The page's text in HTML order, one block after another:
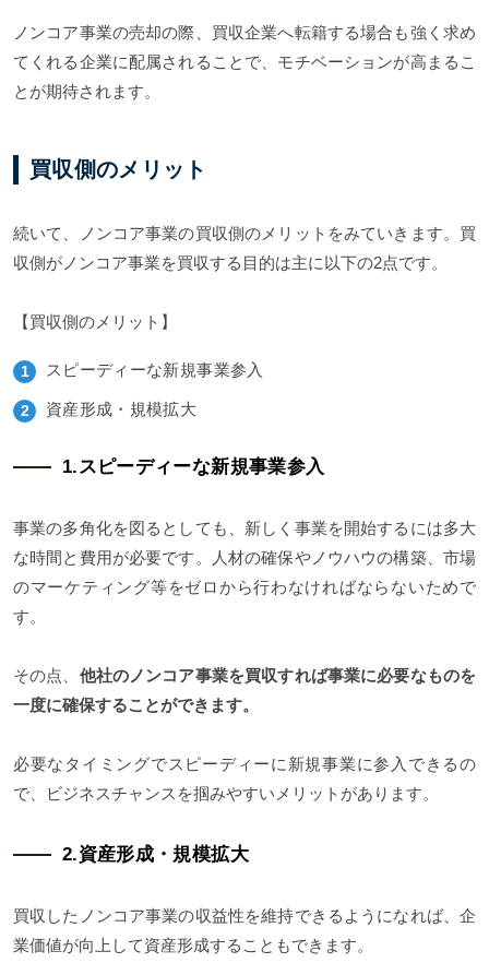
ノンコア事業の売却の際、買収企業へ転籍する場合も強く求め
てくれる企業に配属されることで、モチベーションが高まるこ
とが期待されます。
買収側のメリット
続いて、ノンコア事業の買収側のメリットをみていきます。買
収側がノンコア事業を買収する目的は主に以下の2点です。
【買収側のメリット】
スピーディーな新規事業参入
資産形成・規模拡大
1.スピーディーな新規事業参入
事業の多角化を図るとしても、新しく事業を開始するには多大
な時間と費用が必要です。人材の確保やノウハウの構築、市場
のマーケティング等をゼロから行わなければならないためで
す。
その点、 他社のノンコア事業を買収すれば事業に必要なものを
一度に確保することができます。
必要なタイミングでスピーディーに新規事業に参入できるの
で、ビジネスチャンスを掴みやすいメリットがあります。
2.資産形成・規模拡大
買収したノンコア事業の収益性を維持できるようになれば、企
業価値が向上して資産形成することもできます。